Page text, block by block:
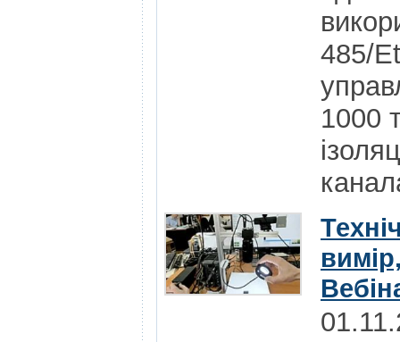
485/
1000